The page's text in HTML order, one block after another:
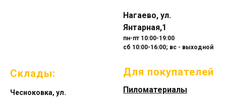
Нагаево, ул.
Янтарная,1
пн-пт 10:00-19:00
сб 10:00-16:00; вс - выходной
Склады:
Чесноковка, ул.
Для покупателей
Пиломатериалы